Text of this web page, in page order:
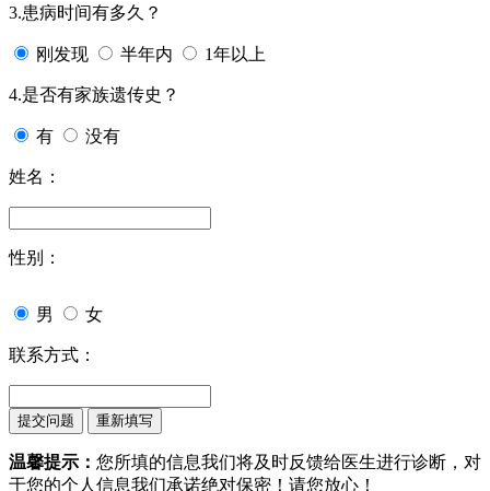
3.患病时间有多久？
刚发现 半年内 1年以上
4.是否有家族遗传史？
有 没有
姓名：
性别：
男 女
联系方式：
温馨提示： 您所填的信息我们将及时反馈给医生进行诊断，对
于您的个人信息我们承诺绝对保密！请您放心！